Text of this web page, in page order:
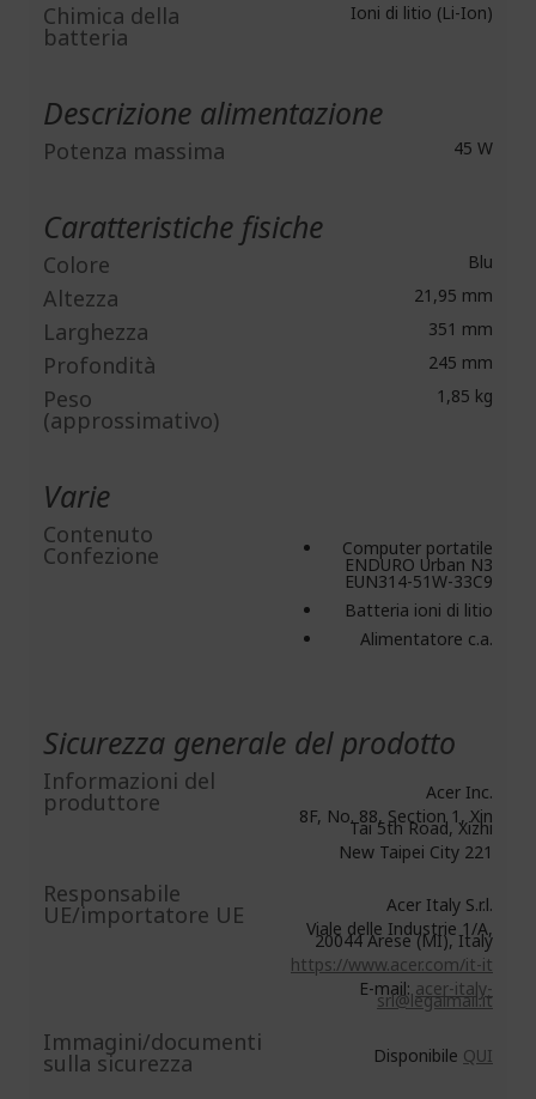
Chimica della
batteria
Ioni di litio (Li-Ion)
Descrizione alimentazione
Potenza massima 45 W
Caratteristiche fisiche
Colore Blu
Altezza 21,95 mm
Larghezza 351 mm
Profondità 245 mm
Peso
(approssimativo)
1,85 kg
Varie
Contenuto
Confezione Computer portatile
ENDURO Urban N3
EUN314-51W-33C9
Batteria ioni di litio
Alimentatore c.a.
Sicurezza generale del prodotto
Informazioni del
produttore
Acer Inc.
8F, No. 88, Section 1, Xin
Tai 5th Road, Xizhi
New Taipei City 221
Responsabile
UE/importatore UE
Acer Italy S.r.l.
Viale delle Industrie 1/A,
20044 Arese (MI), Italy
https://www.acer.com/it-it
E-mail:acer-italy-
srl@legalmail.it
Immagini/documenti
sulla sicurezza Disponibile QUI